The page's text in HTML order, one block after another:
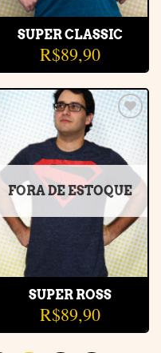
SUPER CLASSIC
R$89,90
Adicionar
à lista de
desejos
FORA DE ESTOQUE
SUPER ROSS
R$89,90